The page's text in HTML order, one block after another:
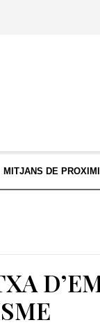
MITJANS DE